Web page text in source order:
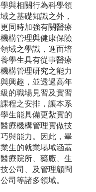
學與相關行為科學領
域之基礎知識之外，
更同時加強有關醫療
機構管理與健康保險
領域之學識，進而培
養學生具有從事醫療
機構管理研究之能力
與興趣，並透過高年
級的職場見習及實習
課程之安排，讓本系
學生能具備更紮實的
醫療機構管理實做技
巧與能力。因此，畢
業生的就業場域涵蓋
醫療院所、藥廠、生
技公司、及管理顧問
公司等諸多領域。